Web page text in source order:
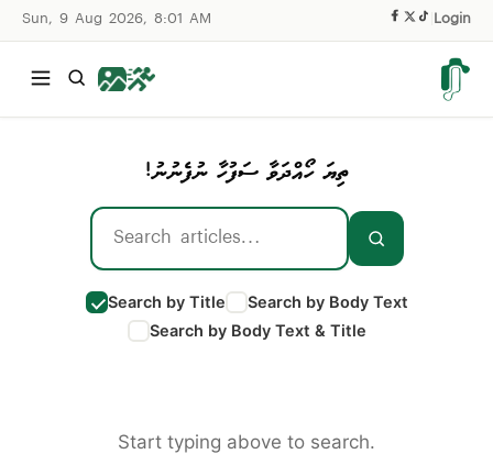
Sun, 9 Aug 2026, 8:01 AM Login
ތިޔަ ހޯއްދަވާ ސަފުހާ ނުފެނުނު!
Search by Title
Search by Body Text
Search by Body Text & Title
Start typing above to search.